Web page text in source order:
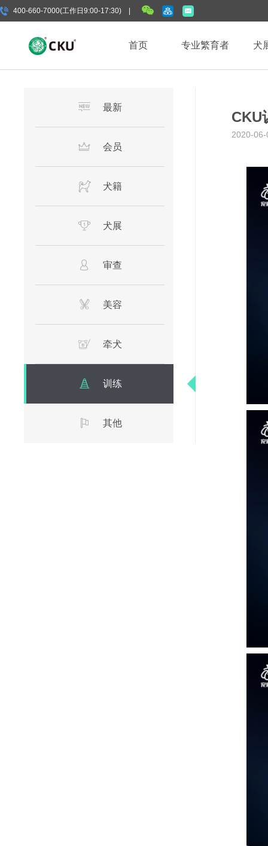
400-660-7000(工作日9:00-17:30) |
首页 专业繁育者 犬
最新
会员
犬籍
犬展
审查
美容
牵犬
训练
其他
CKU
2020-